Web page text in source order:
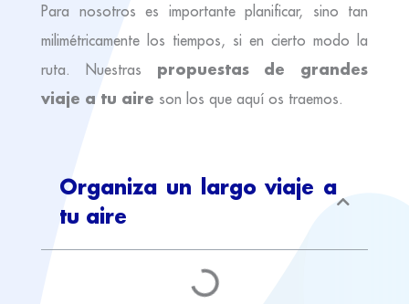
Para nosotros es importante planificar, sino tan
milimétricamente los tiempos, si en cierto modo la
ruta. Nuestras propuestas de grandes
viaje a tu aire son los que aquí os traemos.
Organiza un largo viaje a
tu aire